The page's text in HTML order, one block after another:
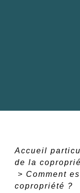
Accueil
de la
> Comment
copropriété ?